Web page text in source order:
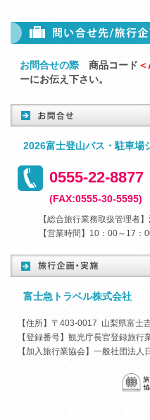
お問合せの際商品コード
ーにお伝え下さい。
2026富士登山バス・駐車場
0555-22-8877
(FAX:0555-30-5595)
【総合旅行業務取扱管理者
【営業時間】10：00～17：
富士急トラベル株式会社
【住所】〒403-0017 山梨県富士
【登録番号】観光庁長官登録旅行
【加入旅行業協会】一般社団法人